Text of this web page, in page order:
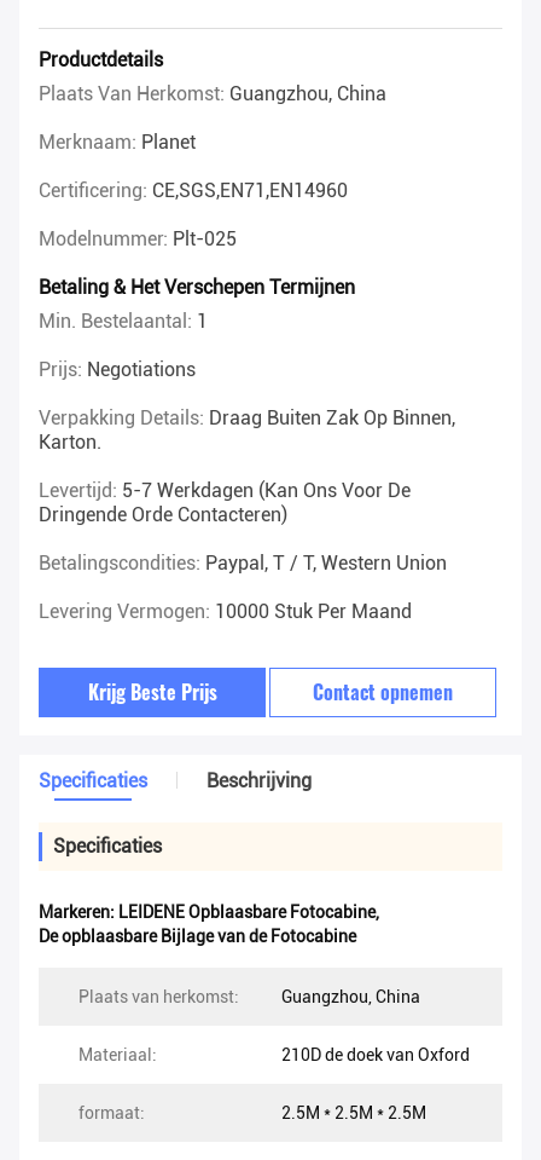
Productdetails
Plaats Van Herkomst: Guangzhou, China
Merknaam: Planet
Certificering: CE,SGS,EN71,EN14960
Modelnummer: Plt-025
Betaling & Het Verschepen Termijnen
Min. Bestelaantal: 1
Prijs: Negotiations
Verpakking Details: Draag Buiten Zak Op Binnen,
Karton.
Levertijd: 5-7 Werkdagen (kan Ons Voor De
Dringende Orde Contacteren)
Betalingscondities: Paypal, T / T, Western Union
Levering Vermogen: 10000 Stuk Per Maand
Krijg Beste Prijs Contact opnemen
Specificaties Beschrijving
Specificaties
Markeren: LEIDENE Opblaasbare Fotocabine,
De opblaasbare Bijlage van de Fotocabine
Plaats van herkomst: Guangzhou, China
Materiaal: 210D de doek van Oxford
formaat: 2.5M * 2.5M * 2.5M